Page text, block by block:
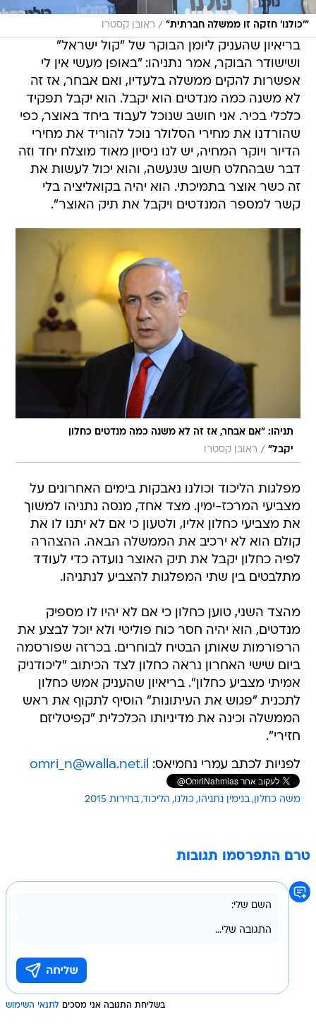
"'כולנו' חזקה זו ממשלה חברתית" / ראובן קסטרו
בריאיון שהעניק ליומן הבוקר של "קול ישראל"
ושישודר הבוקר, אמר נתניהו: "באופן מעשי אין לי
אפשרות להקים ממשלה בלעדיו, ואם אבחר, אז זה
לא משנה כמה מנדטים הוא יקבל. הוא יקבל תפקיד
כלכלי בכיר. אני חושב שנוכל לעבוד ביחד באוצר, כפי
שהורדנו את מחירי הסלולר נוכל להוריד את מחירי
הדיור ויוקר המחיה, יש לנו ניסיון מאוד מוצלח יחד וזה
דבר שבהחלט חשוב שנעשה, והוא יכול לעשות את
זה כשר אוצר בתמיכתי. הוא יהיה בקואליציה בלי
קשר למספר המנדטים ויקבל את תיק האוצר".
תניהו: "אם אבחר, אז זה לא משנה כמה מנדטים כחלון
יקבל" / ראובן קסטרו
מפלגות הליכוד וכולנו נאבקות בימים האחרונים על
מצביעי המרכז-ימין. מצד אחד, מנסה נתניהו למשוך
את מצביעי כחלון אליו, ולטעון כי אם לא יתנו לו את
קולם הוא לא ירכיב את הממשלה הבאה. ההצהרה
לפיה כחלון יקבל את תיק האוצר נועדה כדי לעודד
מתלבטים בין שתי המפלגות להצביע לנתניהו.
מהצד השני, טוען כחלון כי אם לא יהיו לו מספיק
מנדטים, הוא יהיה חסר כוח פוליטי ולא יוכל לבצע את
הרפורמות שאותן הבטיח לבוחרים. בכרזה שפורסמה
ביום שישי האחרון נראה כחלון לצד הכיתוב "ליכודניק
אמיתי מצביע כחלון". בריאיון שהעניק אמש כחלון
לתכנית "פגוש את העיתונות" הוסיף לתקוף את ראש
הממשלה וכינה את מדיניותו הכלכלית "קפיטליזם
חזירי".
לפניות לכתב עמרי נחמיאס: omri_n@walla.net.il
משה כחלון בנימין נתניהו כולנו הליכוד בחירות 2015
טרם התפרסמו תגובות
בשליחת התגובה אני מסכים לתנאי השימוש